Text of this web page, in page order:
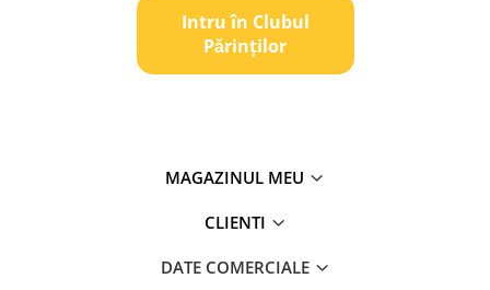
Intru în Clubul
Pǎrinților
MAGAZINUL MEU
CLIENTI
DATE COMERCIALE